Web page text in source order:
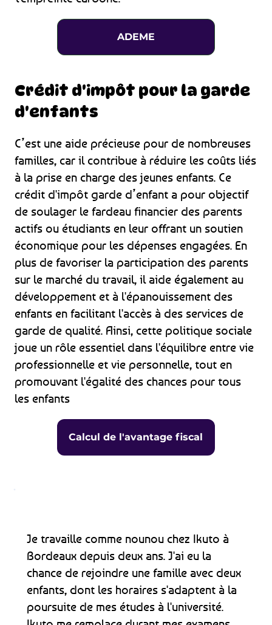
ADEME
Crédit d'impôt pour la garde
d'enfants
C’est une aide précieuse pour de nombreuses
familles, car il contribue à réduire les coûts liés
à la prise en charge des jeunes enfants. Ce
crédit d'impôt garde d’enfant a pour objectif
de soulager le fardeau financier des parents
actifs ou étudiants en leur offrant un soutien
économique pour les dépenses engagées. En
plus de favoriser la participation des parents
sur le marché du travail, il aide également au
développement et à l'épanouissement des
enfants en facilitant l'accès à des services de
garde de qualité. Ainsi, cette politique sociale
joue un rôle essentiel dans l'équilibre entre vie
professionnelle et vie personnelle, tout en
promouvant l'égalité des chances pour tous
les enfants
Calcul de l'avantage fiscal
Je travaille comme nounou chez Ikuto à
Bordeaux depuis deux ans. J'ai eu la
chance de rejoindre une famille avec deux
enfants, dont les horaires s'adaptent à la
poursuite de mes études à l'université.